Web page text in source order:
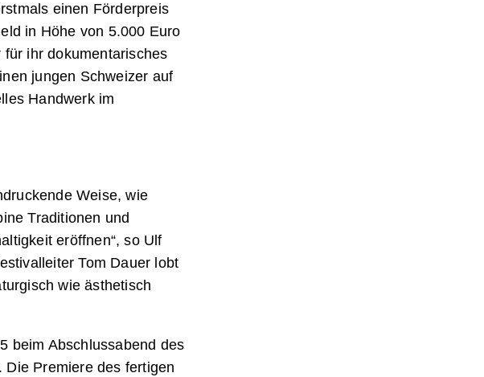
einen Förderpreis
in Höhe von 5.000 Euro
ihr dokumentarisches
jungen Schweizer auf
Handwerk im
Weise, wie
Traditionen und
eröffnen“, so Ulf
Tom Dauer lobt
wie ästhetisch
beim Abschlussabend des
Premiere des fertigen